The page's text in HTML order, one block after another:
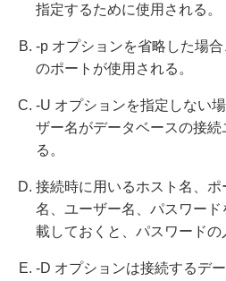
指定するために使用される。
-p オプションを省略した場
のポートが使用される。
-U オプションを指定しない
ザー名がデータベースの接
る。
接続時に用いるホスト名、
名、ユーザー名、パスワー
載しておくと、パスワードの
-D オプションは接続するデ